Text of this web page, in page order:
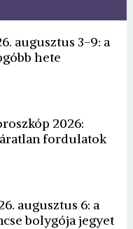
augusztus 3-9: a
hete
2026:
fordulatok
augusztus 6: a
bolygója jegyet